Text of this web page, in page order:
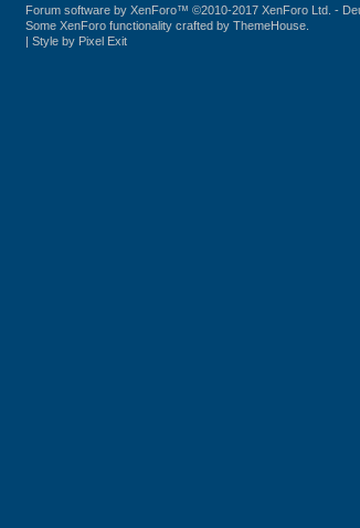
Forum software by XenForo™©2010-2017 XenForo Ltd. -
Some XenForo functionality crafted byThemeHouse
|Style by Pixel Exit